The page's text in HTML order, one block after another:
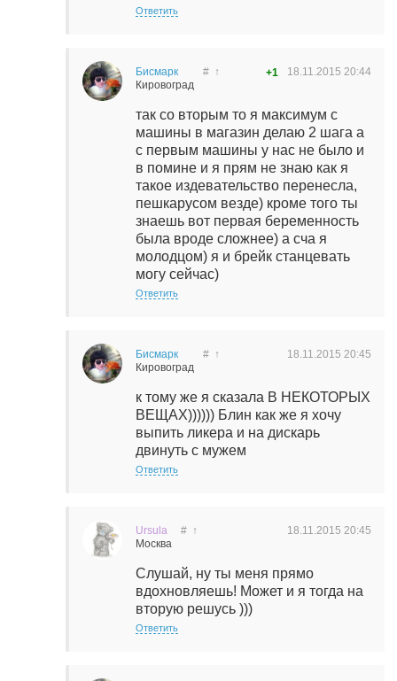
Ответить
Бисмарк
Кировоград
18.11.2015 20:44
# ↑ +1
так со вторым то я максимум с
машины в магазин делаю 2 шага а
с первым машины у нас не было и
в помине и я прям не знаю как я
такое издевательство перенесла,
пешкарусом везде) кроме того ты
знаешь вот первая беременность
была вроде сложнее) а сча я
молодцом) я и брейк станцевать
могу сейчас)
Ответить
Бисмарк
Кировоград
18.11.2015 20:45
# ↑
к тому же я сказала В НЕКОТОРЫХ
ВЕЩАХ)))))) Блин как же я хочу
выпить ликера и на дискарь
двинуть с мужем
Ответить
Ursula
Москва
18.11.2015 20:45
# ↑
Слушай, ну ты меня прямо
вдохновляешь! Может и я тогда на
вторую решусь )))
Ответить